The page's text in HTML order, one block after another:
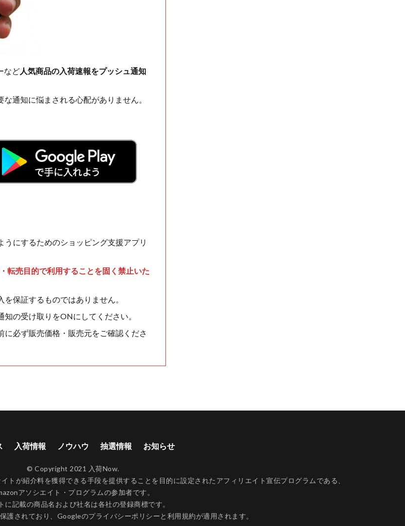
など人気商品の入荷速報をプッシュ通知
な通知に悩まされる心配がありません。
にするためのショッピング支援アプリ
転売目的で利用することを固く禁止いた
保証するものではありません。
の受け取りをONにしてください。
必ず販売価格・販売元をご確認くださ
入荷情報 ノウハウ 抽選情報 お知らせ
© Copyright 2021 入荷Now.
トが紹介料を獲得できる手段を提供することを目的に設定されたアフィリエイト宣伝プログラムである、
アソシエイト・プログラムの参加者です。
に記載の商品名および社名は各社の登録商標です。
護されており、Googleのプライバシーポリシーと 利用規約が適用されます。